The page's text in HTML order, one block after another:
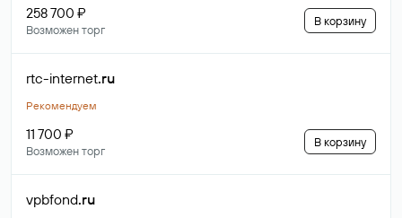
258 700 ₽
Возможен торг
В корзину
rtc-internet.ru
Рекомендуем
11 700 ₽
Возможен торг
В корзину
vpbfond.ru